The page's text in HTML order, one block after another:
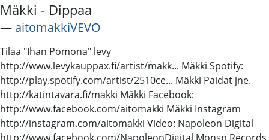
Mäkki - Dippaa
― aitomakkiVEVO
Tilaa "Ihan Pomona" levy
http://www.levykauppax.fi/artist/makk... Mäkki Spotify:
http://play.spotify.com/artist/2510ce... Mäkki Paidat jne.
http://katintavara.fi/makki Mäkki Facebook:
http://www.facebook.com/aitomakki Mäkki Instagram
http://instagram.com/aitomakki Video: Napoleon Digital